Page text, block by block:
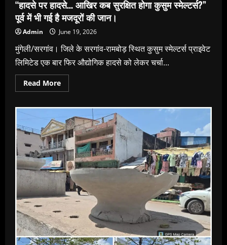
“हादसे पर हादसे… आखिर कब सुरक्षित होगा कुसुम स्मेल्टर्स?”
पूर्व में भी गई है मजदूरों की जान।
Admin June 19, 2026
मुंगेली/सरगांव। जिले के सरगांव-रामबोड़ स्थित कुसुम स्मेल्टर्स प्राइवेट
लिमिटेड एक बार फिर औद्योगिक हादसे को लेकर चर्चा...
Read MoreRead
more
पर
हादसे…
आखिर
कब
सुरक्षित
होगा
कुसुम
स्मेल्टर्स?”
पूर्व
में
भी
गई
है
मजदूरों
की
जान।